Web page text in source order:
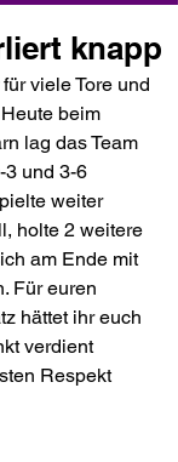
knapp
viele Tore und
beim
lag das Team
3 und 3-6
weiter
holte 2 weitere
am Ende mit
Für euren
hättet ihr euch
verdient
Respekt